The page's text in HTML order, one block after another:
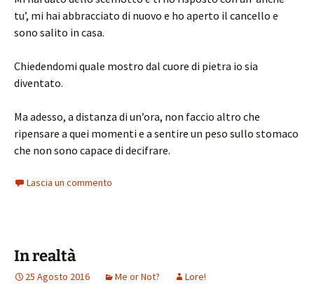
tu’, mi hai abbracciato di nuovo e ho aperto il cancello e
sono salito in casa.
Chiedendomi quale mostro dal cuore di pietra io sia
diventato.
Ma adesso, a distanza di un’ora, non faccio altro che
ripensare a quei momenti e a sentire un peso sullo stomaco
che non sono capace di decifrare.
Lascia un commento
In realtà
25 Agosto 2016 Me or Not? Lore!